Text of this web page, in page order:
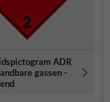
ADR
gassen -